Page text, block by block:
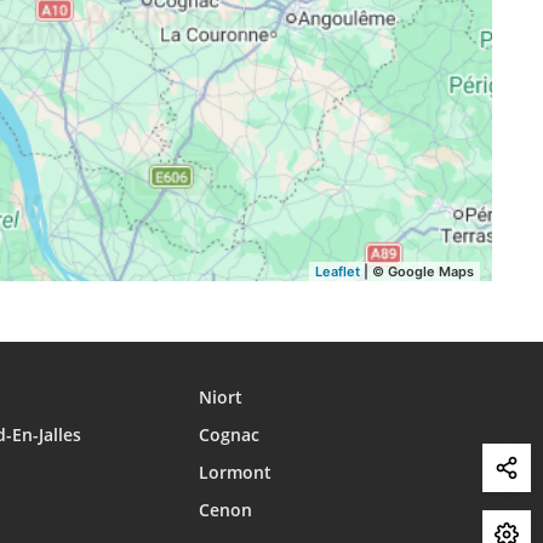
17:50 20:48
21:56
17:49
20:46
21:54
17:48
20:44 21:52
Leaflet | © Google Maps
Niort
En-Jalles
Cognac
Lormont
Cenon